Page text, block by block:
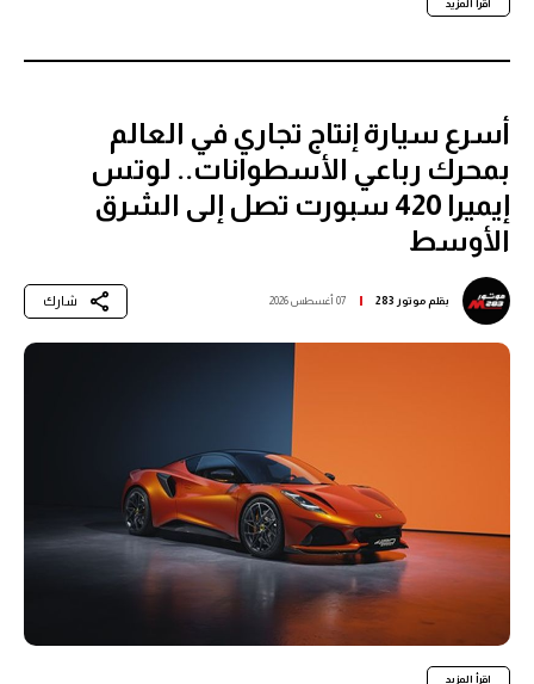
اقرأ المزيد
أسرع سيارة إنتاج تجاري في العالم
بمحرك رباعي الأسطوانات.. لوتس
إيميرا 420 سبورت تصل إلى الشرق
الأوسط
بقلمموتور 283 07 أغسطس 2026 شارك
اقرأ المزيد